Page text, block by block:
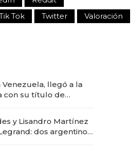
Tok Twitter Valoración
Venezuela, llegó a la
con su título de
"fast premium"
y Lisandro Martínez
dos argentinos